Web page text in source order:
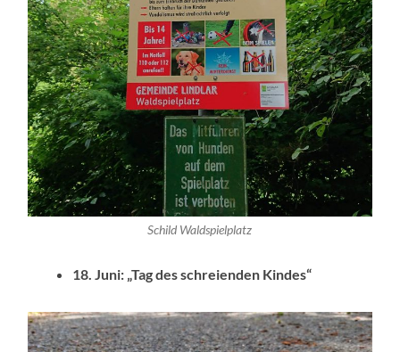
Schild Waldspielplatz
18. Juni: „Tag des schreienden Kindes“